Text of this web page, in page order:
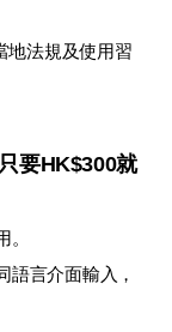
地法規及使用習
要HK$300就
語言介面輸入，